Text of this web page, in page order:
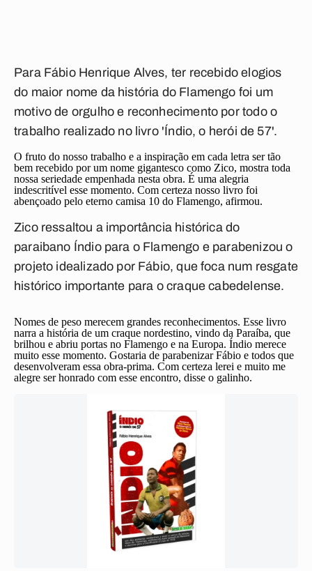
Para Fábio Henrique Alves, ter recebido elogios
do maior nome da história do Flamengo foi um
motivo de orgulho e reconhecimento por todo o
trabalho realizado no livro 'Índio, o herói de 57'.
O fruto do nosso trabalho e a inspiração em cada letra ser tão
bem recebido por um nome gigantesco como Zico, mostra toda
nossa seriedade empenhada nesta obra. É uma alegria
indescritível esse momento. Com certeza nosso livro foi
abençoado pelo eterno camisa 10 do Flamengo, afirmou.
Zico ressaltou a importância histórica do
paraibano Índio para o Flamengo e parabenizou o
projeto idealizado por Fábio, que foca num resgate
histórico importante para o craque cabedelense.
Nomes de peso merecem grandes reconhecimentos. Esse livro
narra a história de um craque nordestino, vindo da Paraíba, que
brilhou e abriu portas no Flamengo e na Europa. Índio merece
muito esse momento. Gostaria de parabenizar Fábio e todos que
desenvolveram essa obra-prima. Com certeza lerei e muito me
alegre ser honrado com esse encontro, disse o galinho.